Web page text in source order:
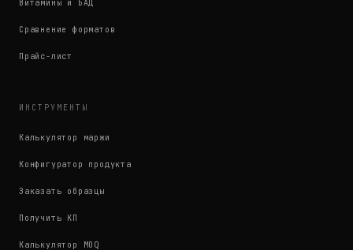
Витамины и БАД
Сравнение форматов
Прайс-лист
ИНСТРУМЕНТЫ
Калькулятор маржи
Конфигуратор продукта
Заказать образцы
Получить КП
Калькулятор MOQ